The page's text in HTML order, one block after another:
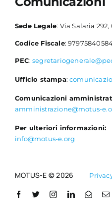
Sede Legale: Via Salaria 292,
Codice Fiscale:
PEC:
Ufficio stampa:
Comunicazioni
amministrazione@motus-
Per ulteriori informazioni:
info@motus-e.org
MOTUS-E © 2026